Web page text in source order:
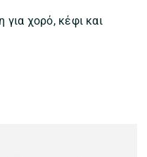
για χορό, κέφι και